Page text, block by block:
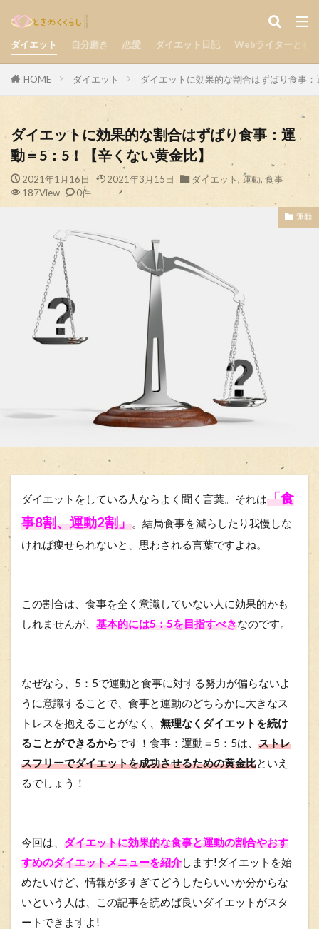
ダイエット 自分磨き 恋愛 ダイエット日記 Webライターとし
HOME ダイエット ダイエットに効果的な割合はずばり食事
ダイエットに効果的な割合はずばり食事：運
動＝5：5！【辛くない黄金比】
2021年1月16日 2021年3月15日 ダイエット, 運動, 食事
187View
0件
運動
ダイエットをしている人ならよく聞く言葉。それは「食
事8割、運動2割」 。結局食事を減らしたり我慢しな
ければ痩せられないと、思わされる言葉ですよね。
この割合は、食事を全く意識していない人に効果的かも
しれませんが、 基本的には5：5を目指すべきなのです。
なぜなら、5：5で運動と食事に対する努力が偏らないよ
うに意識することで、食事と運動のどちらかに大きなス
トレスを抱えることがなく、 無理なくダイエットを続け
ることができるからです！食事：運動＝5：5は、 ストレ
スフリーでダイエットを成功させるための黄金比といえ
るでしょう！
今回は、 ダイエットに効果的な食事と運動の割合やおす
すめのダイエットメニューを紹介します!ダイエットを始
めたいけど、情報が多すぎてどうしたらいいか分からな
いという人は、この記事を読めば良いダイエットがスタ
ートできますよ!
カテゴリー